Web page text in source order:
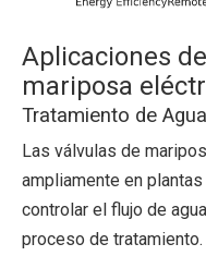
Aplicaciones
mariposa
Tratamiento de
Las válvulas de
ampliamente en
controlar el flujo de
proceso de